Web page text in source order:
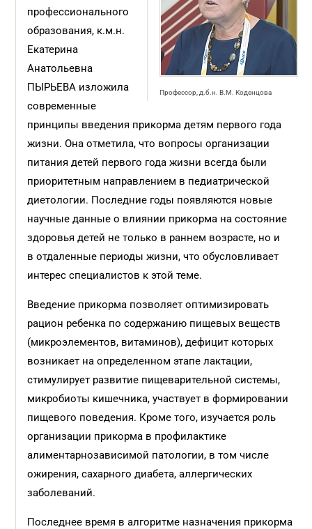
Профессор, д.б.н. В.М. Коденцова
профессионального
образования, к.м.н.
Екатерина
Анатольевна
ПЫРЬЕВА изложила
современные
принципы введения прикорма детям первого года
жизни. Она отметила, что вопросы организации
питания детей первого года жизни всегда были
приоритетным направлением в педиатрической
диетологии. Последние годы появляются новые
научные данные о влиянии прикорма на состояние
здоровья детей не только в раннем возрасте, но и
в отдаленные периоды жизни, что обусловливает
интерес специалистов к этой теме.
Введение прикорма позволяет оптимизировать
рацион ребенка по содержанию пищевых веществ
(микроэлементов, витаминов), дефицит которых
возникает на определенном этапе лактации,
стимулирует развитие пищеварительной системы,
микробиоты кишечника, участвует в формировании
пищевого поведения. Кроме того, изучается роль
организации прикорма в профилактике
алиментарнозависимой патологии, в том числе
ожирения, сахарного диабета, аллергических
заболеваний.
Последнее время в алгоритме назначения прикорма